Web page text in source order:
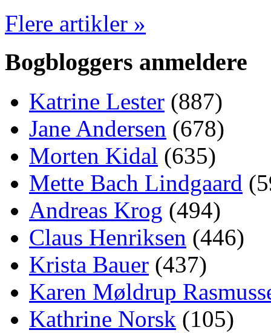
Flere artikler »
Bogbloggers anmeldere
Katrine Lester (887)
Jane Andersen (678)
Morten Kidal (635)
Mette Bach Lindgaard
Andreas Krog (494)
Claus Henriksen (446)
Krista Bauer (437)
Karen Møldrup
Kathrine Norsk (105)